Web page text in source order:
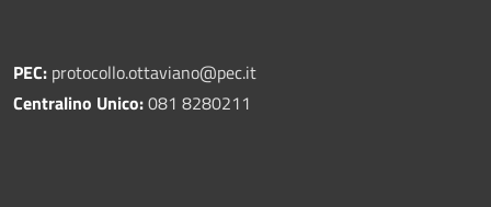
PEC: protocollo.ottaviano@pec.it
Centralino Unico:081 8280211